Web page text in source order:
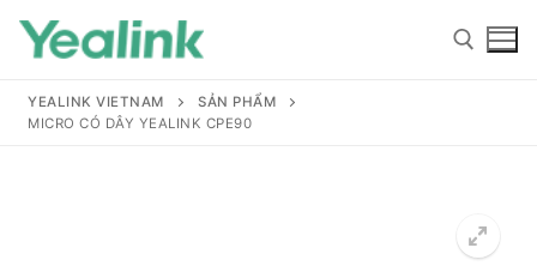
YEALINK VIETNAM
SẢN PHẨM
MICRO CÓ DÂY YEALINK CPE90